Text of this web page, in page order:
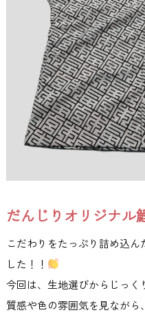
だんじりオリジナル
こだわりをたっぷり詰め込
した！！
今回は、生地選びからじっく
質感や色の雰囲気を見ながら